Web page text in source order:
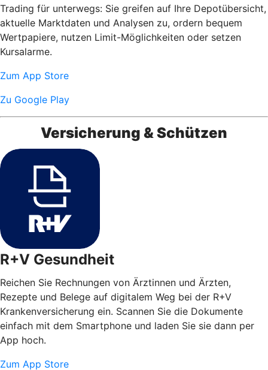
Trading für unterwegs: Sie greifen auf Ihre Depotübersicht,
aktuelle Marktdaten und Analysen zu, ordern bequem
Wertpapiere, nutzen Limit-Möglichkeiten oder setzen
Kursalarme.
Zum App Store
Zu Google Play
Versicherung & Schützen
R+V Gesundheit
Reichen Sie Rechnungen von Ärztinnen und Ärzten,
Rezepte und Belege auf digitalem Weg bei der R+V
Krankenversicherung ein. Scannen Sie die Dokumente
einfach mit dem Smartphone und laden Sie sie dann per
App hoch.
Zum App Store